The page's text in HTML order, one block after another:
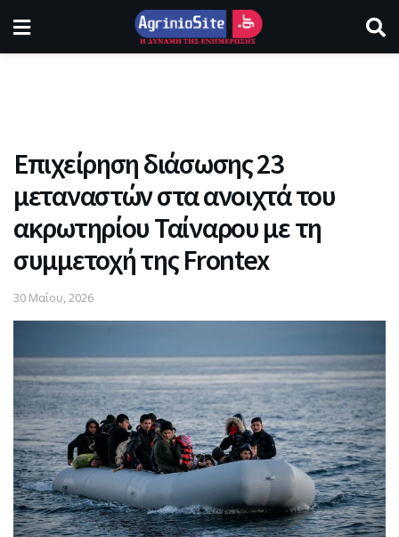
Επιχείρηση διάσωσης 23
μεταναστών στα ανοιχτά του
ακρωτηρίου Ταίναρου με τη
συμμετοχή της Frontex
30 Μαΐου, 2026